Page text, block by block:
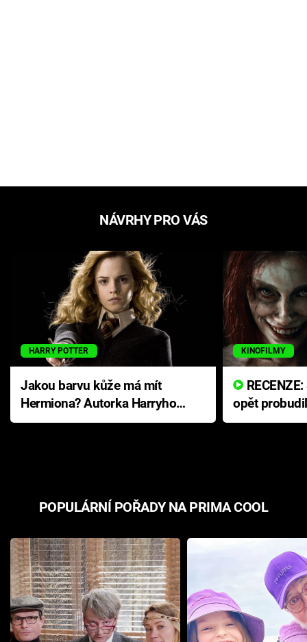
NÁVRHY PRO VÁS
HARRY POTTER
Jakou barvu kůže má mít
Hermiona? Autorka Harryho
Pottera přišla s ráznou
KINOFILMY
opět
přichází s
POPULÁRNÍ POŘADY NA PRIMA COOL